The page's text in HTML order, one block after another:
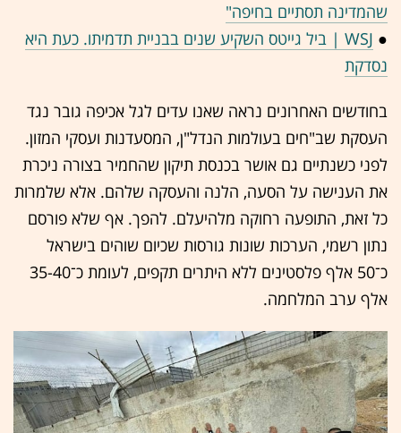
שהמדינה תסתיים בחיפה"
●
WSJ | ביל גייטס השקיע שנים בבניית תדמיתו. כעת היא
נסדקת
בחודשים האחרונים נראה שאנו עדים לגל אכיפה גובר נגד
העסקת שב"חים בעולמות הנדל"ן, המסעדנות ועסקי המזון.
לפני כשנתיים גם אושר בכנסת תיקון שהחמיר בצורה ניכרת
את הענישה על הסעה, הלנה והעסקה שלהם. אלא שלמרות
כל זאת, התופעה רחוקה מלהיעלם. להפך. אף שלא פורסם
נתון רשמי, הערכות שונות גורסות שכיום שוהים בישראל
כ־50 אלף פלסטינים ללא היתרים תקפים, לעומת כ־35-40
אלף ערב המלחמה.